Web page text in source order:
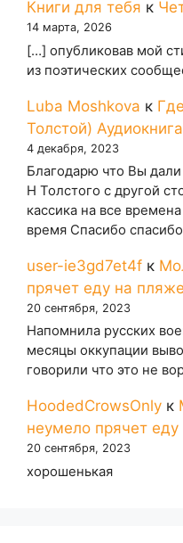
Книги для тебя к
14 марта, 2026
[…] опубликовав мой
из поэтических
Luba Moshkova к
Толстой) Аудиокнига
4 декабря, 2023
Благодарю что Вы
Н Толстого с другой
кассика на все
время Спасибо
user-ie3gd7et4f к
прячет еду на пляже
20 сентября, 2023
Напомнила русских
месяцы оккупации
говорили что это не
HoodedCrowsOnly к
неумело прячет
20 сентября, 2023
хорошенькая